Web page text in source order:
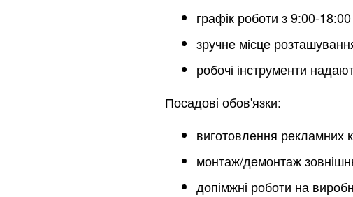
графік роботи з 9:00-
зручне місце
робочі інструменти
Посадові обов'язки:
виготовлення рекламних
монтаж/демонтаж
допімжні роботи на